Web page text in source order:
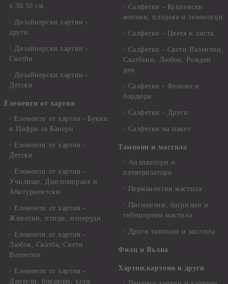
x 30.50 см.
Дизайнерски хартии -
други
Дизайнерски хартии -
Сватби
Дизайнерски хартии -
Детски
Елементи от хартия
Елементи от хартия - Букви
и Цифри за Банери
Елементи от хартия -
Детски
Елементи от хартия -
Училище, Дипломиране и
Абитуриентски
Елементи от хартия -
Животни, птици, пеперуди
Елементи от хартия -
Любов, Сватба, Свети
Валентин
Елементи от хартия -
Дантели, бордюри, ъгли
Салфетки - Кухненски
мотиви, плодове и зеленчуци
Салфетки - Цветя и листа
Салфетки - Свети Валентин,
Сватбени, Любов, Рожден
ден
Салфетки - Фонове и
бордюри
Салфетки - Други
Салфетки на пакет
Тампони и мастила
Апликатори и
пулверизатори
Перманентни мастила
Пигментни, багрилни и
тебеширени мастила
Други тампони и мастила
Филц и Вълна
Хартии,картони и други